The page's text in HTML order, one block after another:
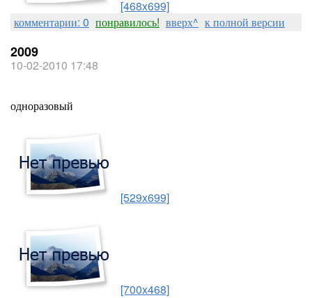
[468x699]
комментарии: 0 понравилось! вверх^ к полной версии
2009
10-02-2010 17:48
одноразовый
[529x699]
[700x468]